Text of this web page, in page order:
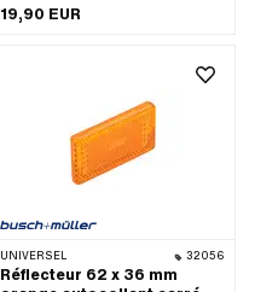
· Matériau: Acier · Surface: bruts ·
19,90 EUR
UNIVERSEL 32056
Réflecteur 62 x 36 mm